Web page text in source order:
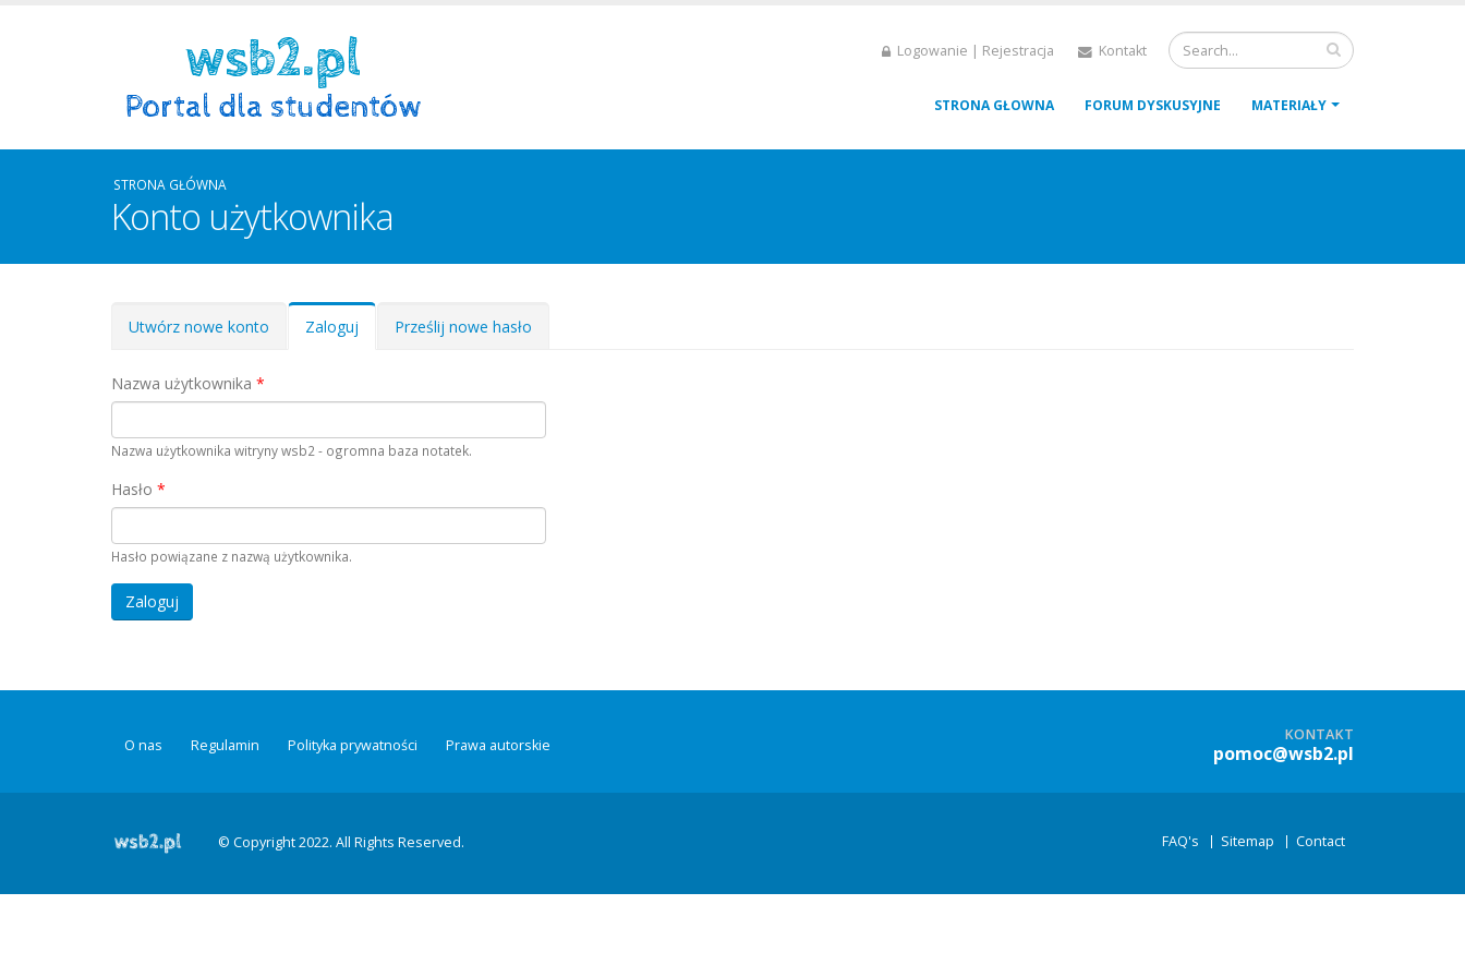
Logowanie | Rejestracja Kontakt
STRONA GŁOWNA FORUM DYSKUSYJNE MATERIAŁY
STRONA GŁÓWNA
Konto użytkownika
Zakładki podstawowe
Utwórz nowe konto Zaloguj (aktywnaPrześlij nowe hasło
Nazwa użytkownika *
Nazwa użytkownika witryny wsb2 - ogromna baza notatek.
Hasło *
Hasło powiązane z nazwą użytkownika.
O nas Regulamin Polityka prywatności Prawa autorskie
KONTAKT
pomoc@wsb2.pl
© Copyright 2022. All Rights Reserved. FAQ's Sitemap Contact